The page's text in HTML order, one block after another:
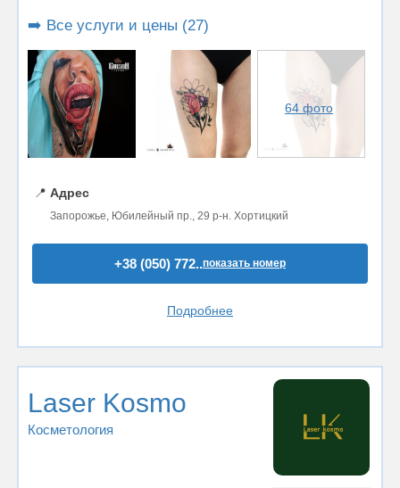
➡️ Все услуги и цены (27)
64 фото
📍 Адрес
Запорожье, Юбилейный пр., 29 р-н. Хортицкий
+38 (050) 772..показать номер
Подробнее
Laser Kosmo
Косметология